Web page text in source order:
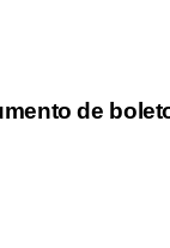
de